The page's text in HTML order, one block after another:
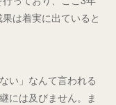
は着実に出ていると
い」なんて言われる
には及びません。ま